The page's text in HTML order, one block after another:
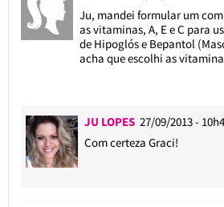
Ju, mandei formular um
as vitaminas, A, E e C para
de Hipoglós e Bepantol
acha que escolhi as
JU LOPES 27/09/2013 -
Com certeza Graci!